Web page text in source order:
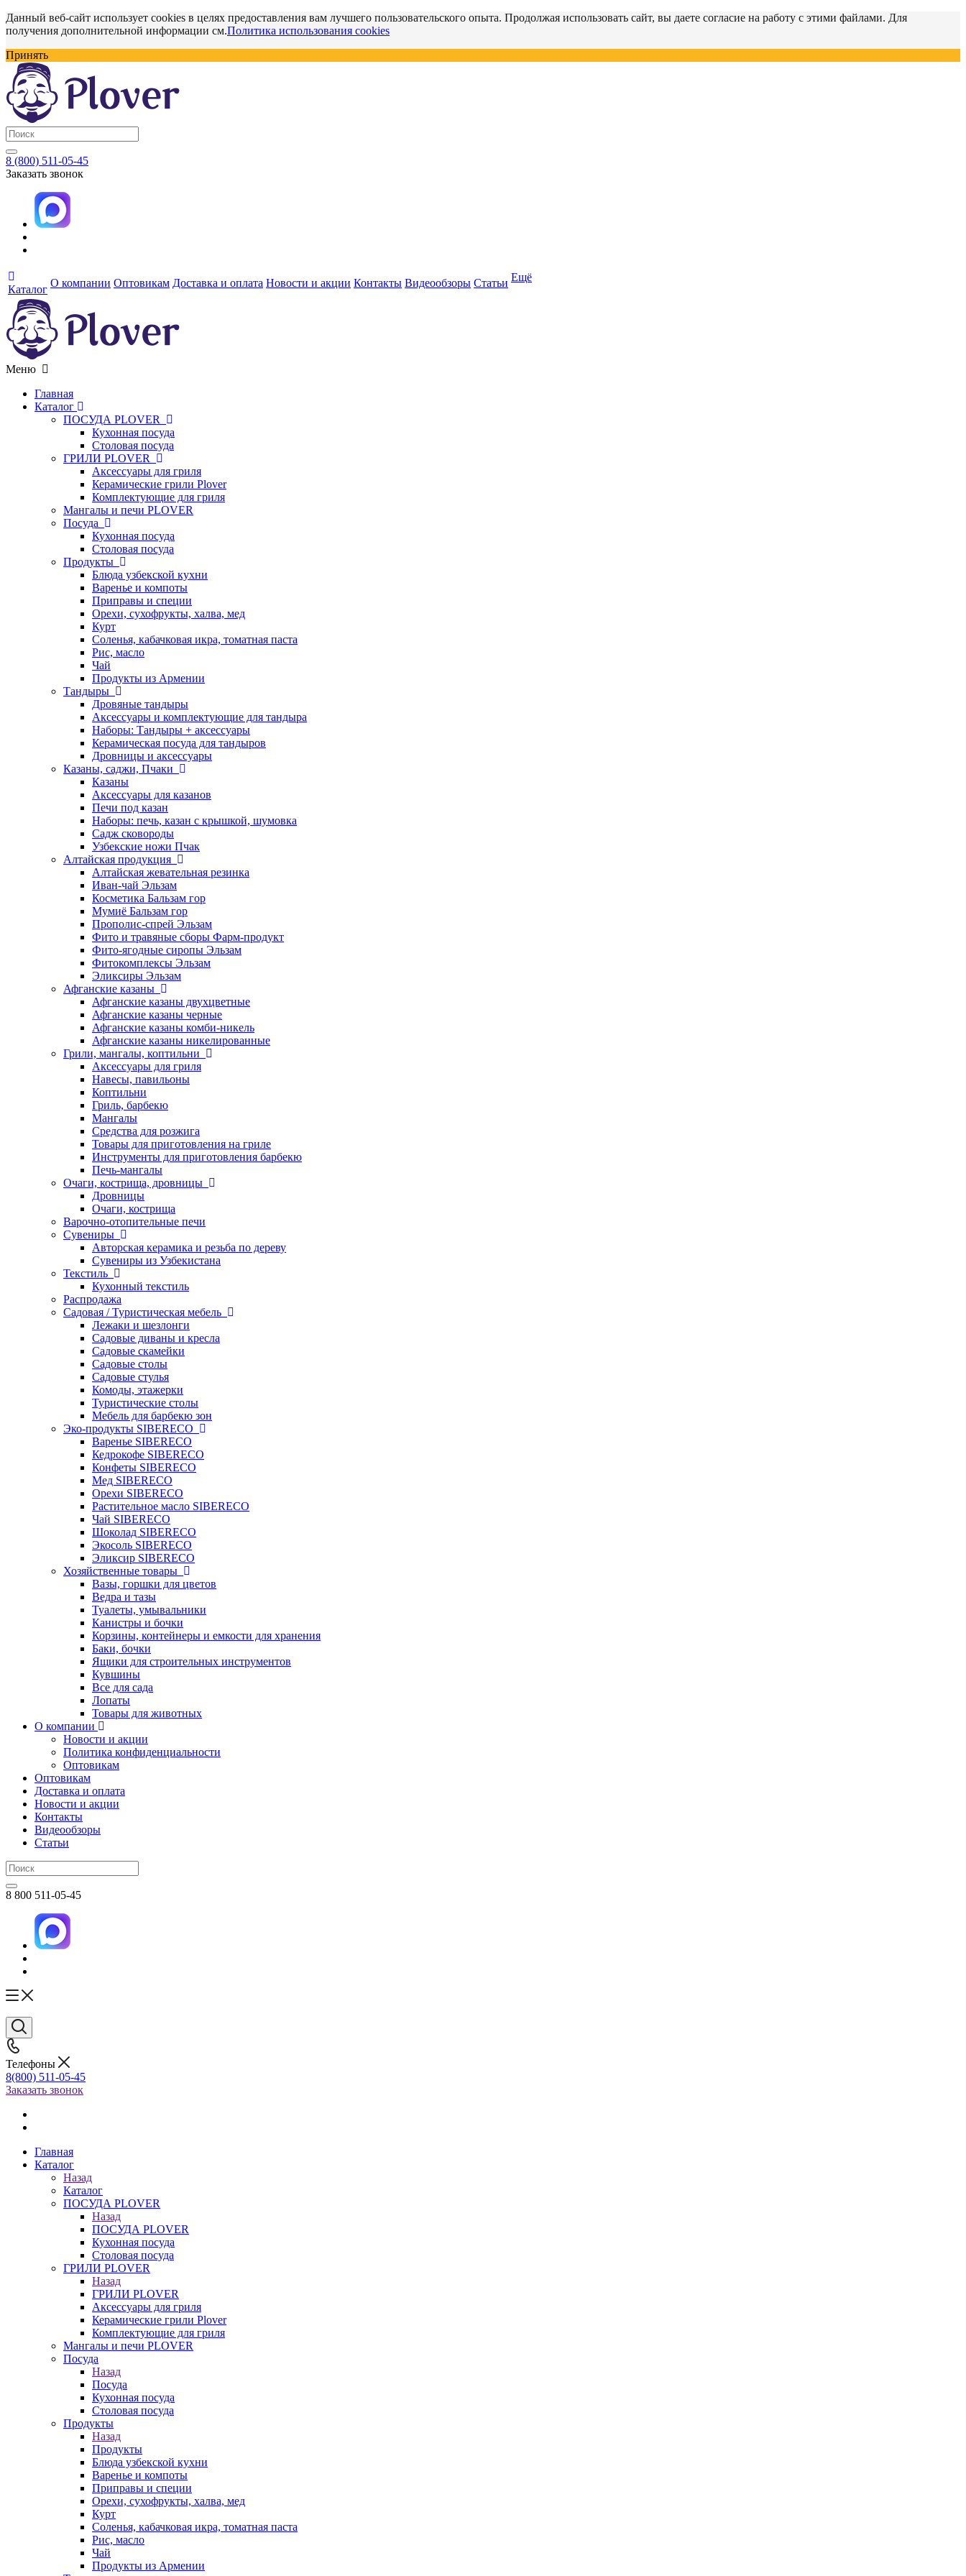
Данный веб-сайт использует cookies в целях предоставления вам лучшего пользовательского опыта. Продолжая использовать сайт, вы даете согласие на работу с этими файлами. Для
получения дополнительной информации см.Политика использования cookies
Принять
8 (800) 511-05-45
Заказать звонок
Каталог
О компании Оптовикам Доставка и оплата Новости и акции Контакты Видеообзоры Статьи Ещё
Меню
Главная
Каталог
ПОСУДА PLOVER
Кухонная посуда
Столовая посуда
ГРИЛИ PLOVER
Аксессуары для гриля
Керамические грили Plover
Комплектующие для гриля
Мангалы и печи PLOVER
Посуда
Кухонная посуда
Столовая посуда
Продукты
Блюда узбекской кухни
Варенье и компоты
Приправы и специи
Орехи, сухофрукты, халва, мед
Курт
Соленья, кабачковая икра, томатная паста
Рис, масло
Чай
Продукты из Армении
Тандыры
Дровяные тандыры
Аксессуары и комплектующие для тандыра
Наборы: Тандыры + аксессуары
Керамическая посуда для тандыров
Дровницы и аксессуары
Казаны, саджи, Пчаки
Казаны
Аксессуары для казанов
Печи под казан
Наборы: печь, казан с крышкой, шумовка
Садж сковороды
Узбекские ножи Пчак
Алтайская продукция
Алтайская жевательная резинка
Иван-чай Эльзам
Косметика Бальзам гор
Мумиё Бальзам гор
Прополис-спрей Эльзам
Фито и травяные сборы Фарм-продукт
Фито-ягодные сиропы Эльзам
Фитокомплексы Эльзам
Эликсиры Эльзам
Афганские казаны
Афганские казаны двухцветные
Афганские казаны черные
Афганские казаны комби-никель
Афганские казаны никелированные
Грили, мангалы, коптильни
Аксессуары для гриля
Навесы, павильоны
Коптильни
Гриль, барбекю
Мангалы
Средства для розжига
Товары для приготовления на гриле
Инструменты для приготовления барбекю
Печь-мангалы
Очаги, кострища, дровницы
Дровницы
Очаги, кострища
Варочно-отопительные печи
Сувениры
Авторская керамика и резьба по дереву
Сувениры из Узбекистана
Текстиль
Кухонный текстиль
Распродажа
Садовая / Туристическая мебель
Лежаки и шезлонги
Садовые диваны и кресла
Садовые скамейки
Садовые столы
Садовые стулья
Комоды, этажерки
Туристические столы
Мебель для барбекю зон
Эко-продукты SIBERECO
Варенье SIBERECO
Кедрокофе SIBERECO
Конфеты SIBERECO
Мед SIBERECO
Орехи SIBERECO
Растительное масло SIBERECO
Чай SIBERECO
Шоколад SIBERECO
Экосоль SIBERECO
Эликсир SIBERECO
Хозяйственные товары
Вазы, горшки для цветов
Ведра и тазы
Туалеты, умывальники
Канистры и бочки
Корзины, контейнеры и емкости для хранения
Баки, бочки
Ящики для строительных инструментов
Кувшины
Все для сада
Лопаты
Товары для животных
О компании
Новости и акции
Политика конфиденциальности
Оптовикам
Оптовикам
Доставка и оплата
Новости и акции
Контакты
Видеообзоры
Статьи
8 800 511-05-45
Телефоны
8(800) 511-05-45
Заказать звонок
Главная
Каталог
Назад
Каталог
ПОСУДА PLOVER
Назад
ПОСУДА PLOVER
Кухонная посуда
Столовая посуда
ГРИЛИ PLOVER
Назад
ГРИЛИ PLOVER
Аксессуары для гриля
Керамические грили Plover
Комплектующие для гриля
Мангалы и печи PLOVER
Посуда
Назад
Посуда
Кухонная посуда
Столовая посуда
Продукты
Назад
Продукты
Блюда узбекской кухни
Варенье и компоты
Приправы и специи
Орехи, сухофрукты, халва, мед
Курт
Соленья, кабачковая икра, томатная паста
Рис, масло
Чай
Продукты из Армении